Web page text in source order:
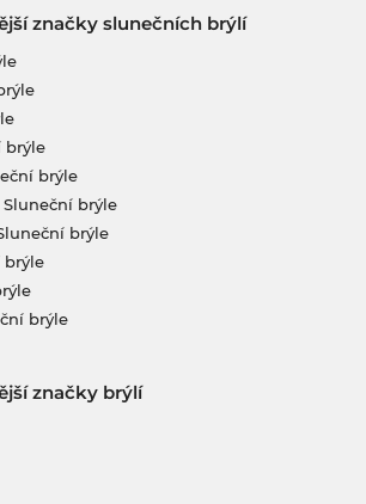
značky slunečních brýlí
brýle
brýle
Sluneční brýle
brýle
brýle
brýle
značky brýlí